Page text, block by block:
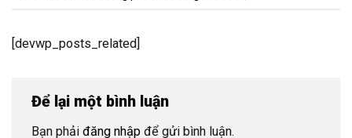
[devwp_posts_related]
Để lại một bình luận
Bạn phải đăng nhập để gửi bình luận.